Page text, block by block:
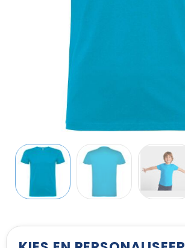
Peuters en Baby's
Regenkleding
T-Shirts
Vesten